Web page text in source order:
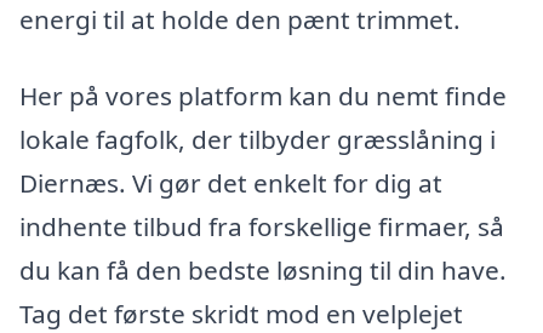
energi til at holde den pænt trimmet.
Her på vores platform kan du nemt finde
lokale fagfolk, der tilbyder græsslåning i
Diernæs. Vi gør det enkelt for dig at
indhente tilbud fra forskellige firmaer, så
du kan få den bedste løsning til din have.
Tag det første skridt mod en velplejet